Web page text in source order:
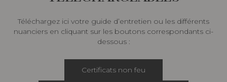
Téléchargez ici votre guide d’entretien ou les différents
nuanciers en cliquant sur les boutons correspondants ci-
dessous :
Certificats non feu